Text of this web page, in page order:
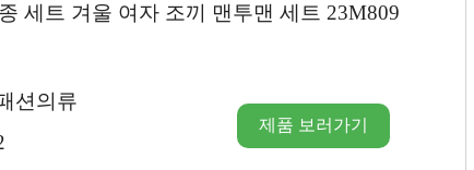
세트 겨울 여자 조끼 맨투맨 세트 23M809
션의류
제품 보러가기